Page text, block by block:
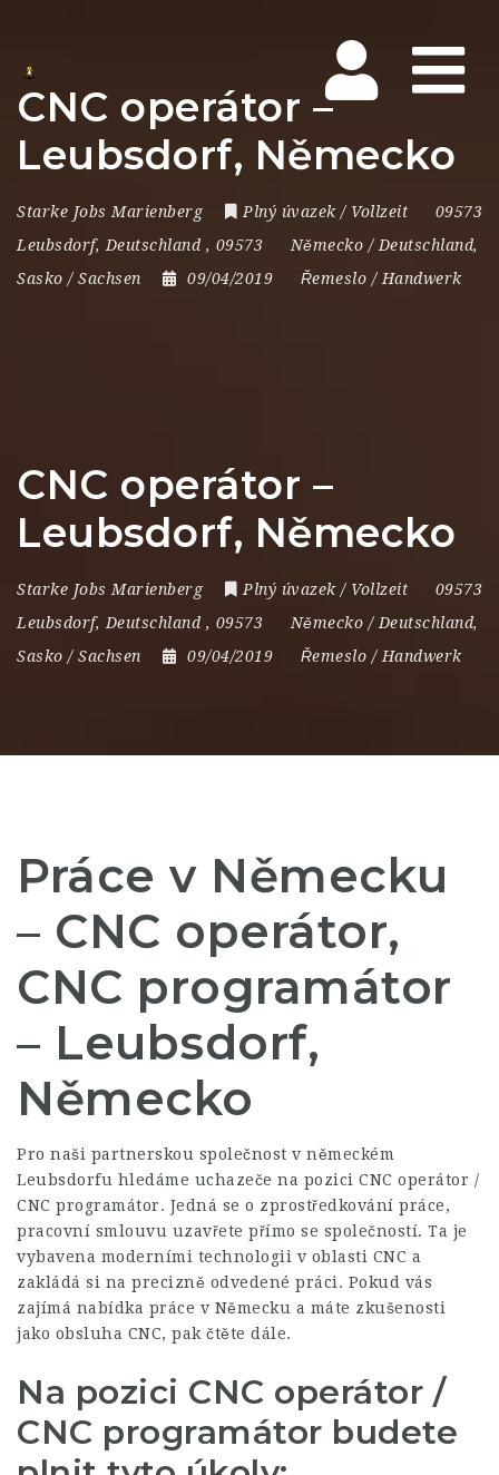
CNC operátor –
Leubsdorf, Německo
Starke Jobs Marienberg Plný úvazek / Vollzeit
09573
Leubsdorf, Deutschland , 09573 Německo / Deutschland,
Sasko / Sachsen
09/04/2019 Řemeslo / Handwerk
CNC operátor –
Leubsdorf, Německo
Starke Jobs Marienberg Plný úvazek / Vollzeit
09573
Leubsdorf, Deutschland , 09573 Německo / Deutschland,
Sasko / Sachsen
09/04/2019 Řemeslo / Handwerk
Práce v Německu
– CNC operátor,
CNC programátor
– Leubsdorf,
Německo
Pro naši partnerskou společnost v německém
Leubsdorfu hledáme uchazeče na pozici CNC operátor /
CNC programátor. Jedná se o zprostředkování práce,
pracovní smlouvu uzavřete přímo se společností. Ta je
vybavena moderními technologii v oblasti CNC a
zakládá si na precizně odvedené práci. Pokud vás
zajímá nabídka práce v Německu a máte zkušenosti
jako obsluha CNC, pak čtěte dále.
Na pozici CNC operátor /
CNC programátor budete